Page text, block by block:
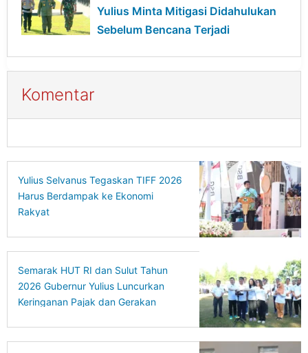
Yulius Minta Mitigasi Didahulukan
Sebelum Bencana Terjadi
Komentar
Yulius Selvanus Tegaskan TIFF 2026
Harus Berdampak ke Ekonomi
Rakyat
Semarak HUT RI dan Sulut Tahun
2026 Gubernur Yulius Luncurkan
Keringanan Pajak dan Gerakan